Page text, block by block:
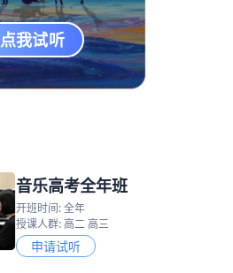
点我试听
音乐高考全年班
开班时间: 全年
授课人群: 高二 高三
申请试听